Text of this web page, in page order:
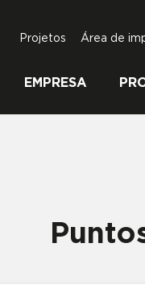
EMPRESA
Projetos Área de